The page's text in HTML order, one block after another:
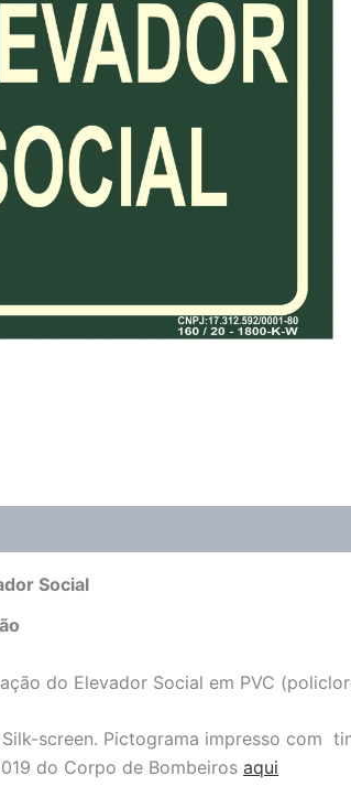
Social
do Elevador Social em PVC
screen. Pictograma impresso com
do Corpo de Bombeiros aqui